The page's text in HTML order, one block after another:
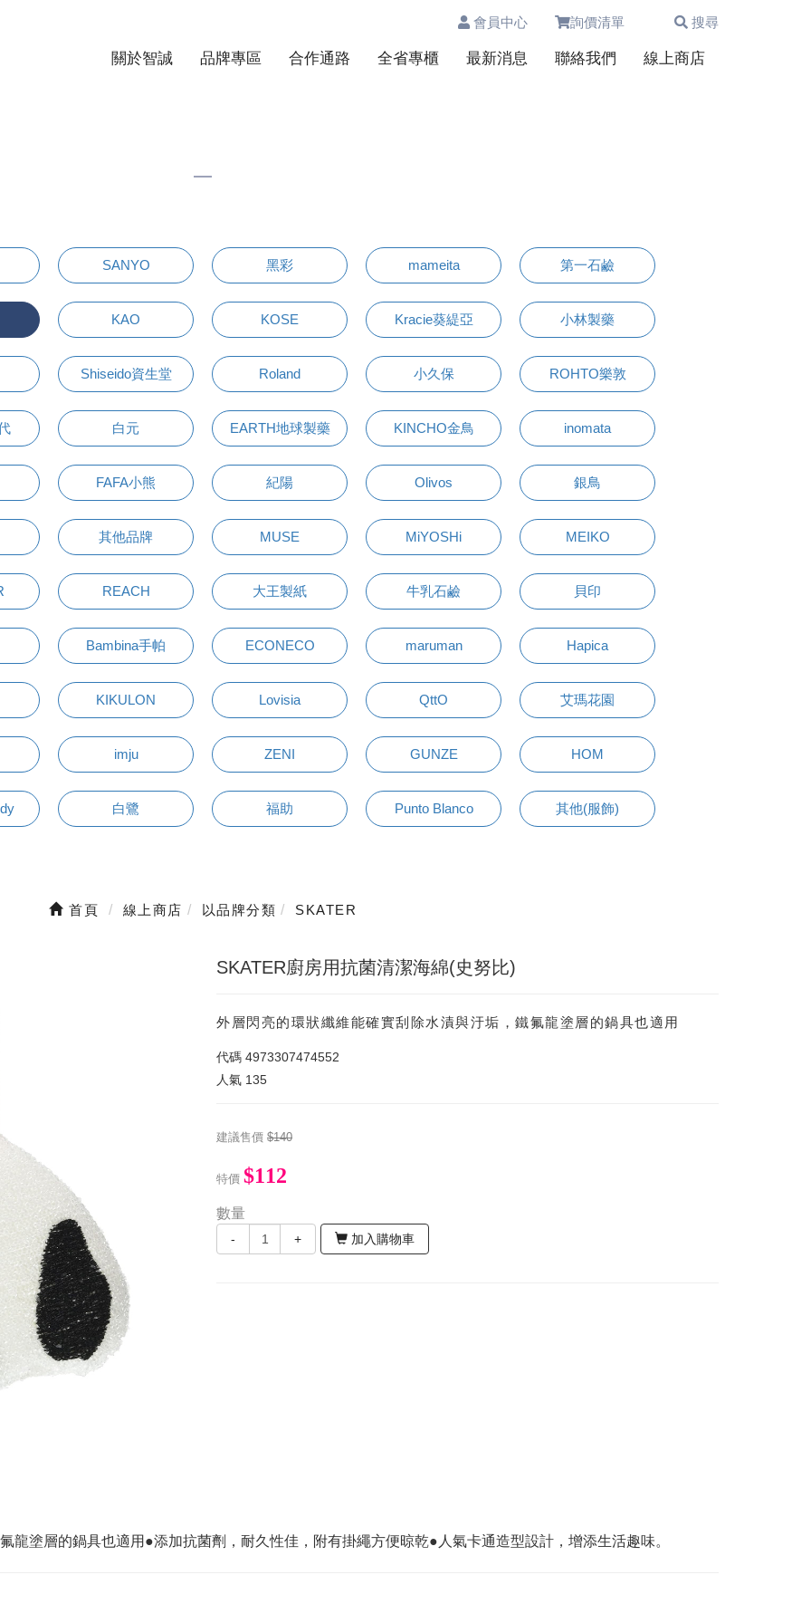
會員中心 詢價清單 搜尋
關於智誠 品牌專區 合作通路 全省專櫃 最新消息 聯絡我們 線上商店
SANYO 黑彩 mameita 第一石鹼
KAO KOSE Kracie葵緹亞 小林製藥
Shiseido資生堂 Roland 小久保 ROHTO樂敦
白元 EARTH地球製藥 KINCHO金鳥 inomata
FAFA小熊 紀陽 Olivos 銀鳥
其他品牌 MUSE MiYOSHi MEIKO
REACH 大王製紙 牛乳石鹼 貝印
Bambina手帕 ECONECO maruman Hapica
KIKULON Lovisia QttO 艾瑪花園
imju ZENI GUNZE HOM
白鷺 福助 Punto Blanco 其他(服飾)
首頁 線上商店 以品牌分類 SKATER
SKATER廚房用抗菌清潔海綿(史努比)
外層閃亮的環狀纖維能確實刮除水漬與汙垢，鐵氟龍塗層的鍋具也適用
代碼 4973307474552
人氣 135
建議售價 $140
特價 $112
數量
- + 加入購物車
龍塗層的鍋具也適用●添加抗菌劑，耐久性佳，附有掛繩方便晾乾●人氣卡通造型設計，增添生活趣味。